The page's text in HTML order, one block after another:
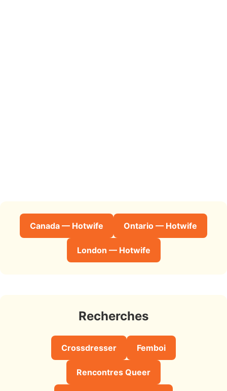
Canada — Hotwife Ontario — Hotwife
London — Hotwife
Recherches
Crossdresser Femboi
Rencontres Queer